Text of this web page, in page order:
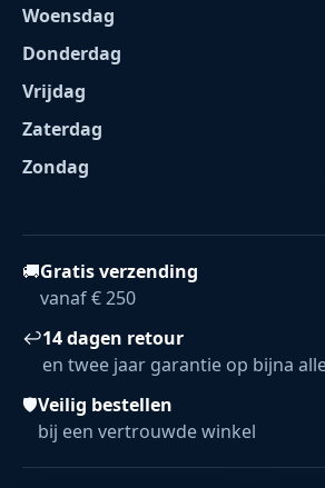
Woensdag
Donderdag
Vrijdag
Zaterdag
Zondag
🚚Gratis verzending
vanaf € 250
↩14 dagen retour
en twee jaar garantie op bijna
🛡Veilig bestellen
bij een vertrouwde winkel